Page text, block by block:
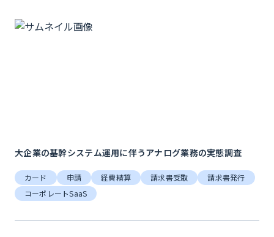
大企業の基幹システム運用に伴うアナログ業務の実態調査
カード 申請 経費精算 請求書受取
請求書発行
コーポレートSaaS